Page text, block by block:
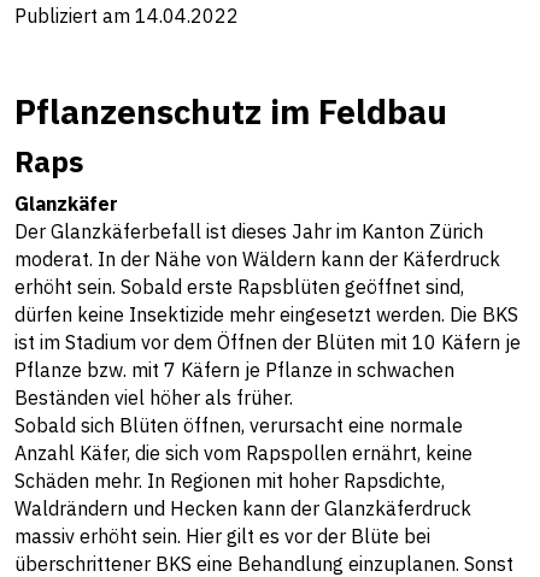
Publiziert am 14.04.2022
Pflanzenschutz im Feldbau
Raps
Glanzkäfer
Der Glanzkäferbefall ist dieses Jahr im Kanton Zürich
moderat. In der Nähe von Wäldern kann der Käferdruck
erhöht sein. Sobald erste Rapsblüten geöffnet sind,
dürfen keine Insektizide mehr eingesetzt werden. Die BKS
ist im Stadium vor dem Öffnen der Blüten mit 10 Käfern je
Pflanze bzw. mit 7 Käfern je Pflanze in schwachen
Beständen viel höher als früher.
Sobald sich Blüten öffnen, verursacht eine normale
Anzahl Käfer, die sich vom Rapspollen ernährt, keine
Schäden mehr. In Regionen mit hoher Rapsdichte,
Waldrändern und Hecken kann der Glanzkäferdruck
massiv erhöht sein. Hier gilt es vor der Blüte bei
überschrittener BKS eine Behandlung einzuplanen. Sonst